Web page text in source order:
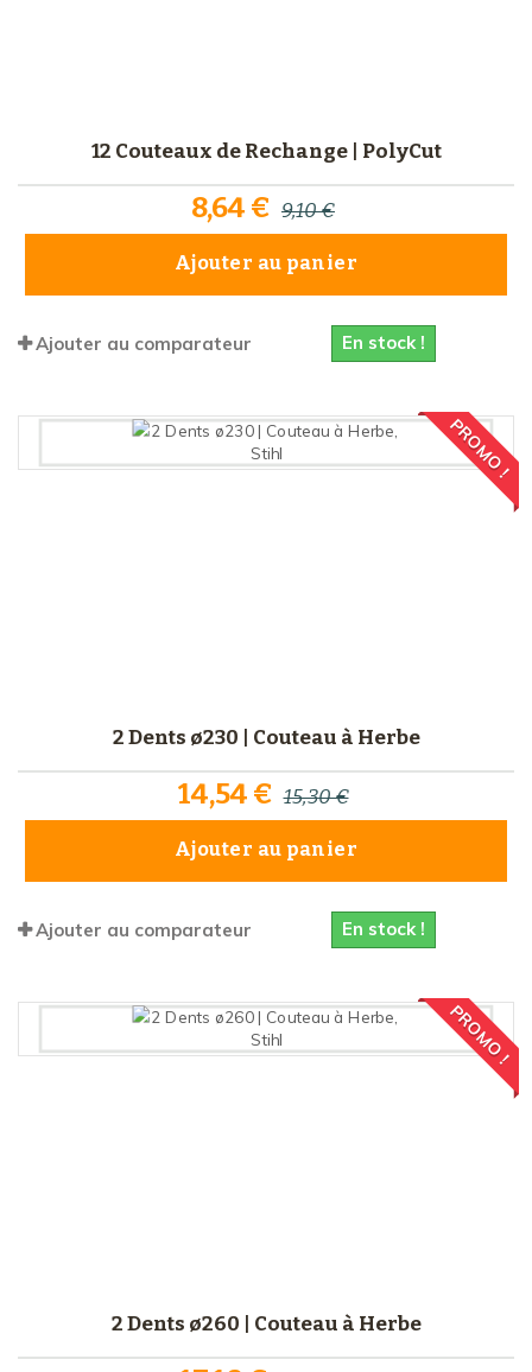
12 Couteaux de Rechange | PolyCut
8,64 € 9,10 €
Ajouter au panier
Ajouter au comparateur En stock !
PROMO !
2 Dents ø230 | Couteau à Herbe
14,54 € 15,30 €
Ajouter au panier
Ajouter au comparateur En stock !
PROMO !
2 Dents ø260 | Couteau à Herbe